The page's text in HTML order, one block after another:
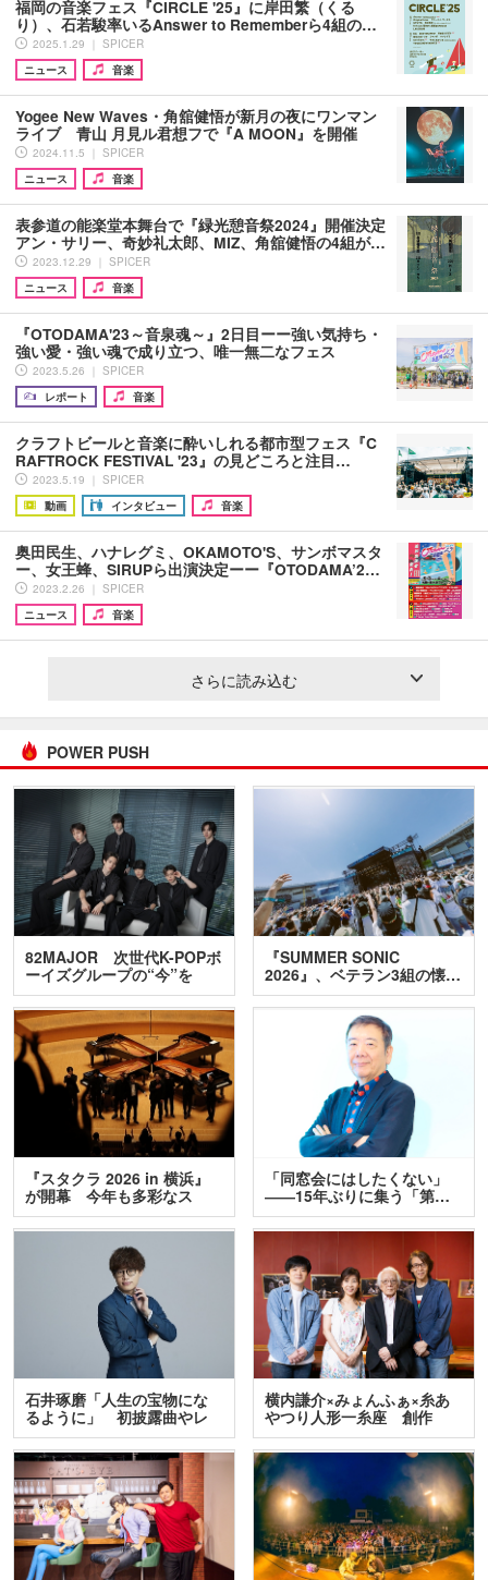
福岡の音楽フェス『CIRCLE '25』に岸田繁（くる
り）、石若駿率いるAnswer to Rememberら4組の…
2025.1.29 ｜ SPICER
ニュース
音楽
Yogee New Waves・角舘健悟が新月の夜にワンマン
ライブ 青山 月見ル君想フで『A MOON』を開催
2024.11.5 ｜ SPICER
ニュース
音楽
表参道の能楽堂本舞台で『緑光憩音祭2024』開催決定
アン・サリー、奇妙礼太郎、MIZ、角舘健悟の4組が…
2023.12.29 ｜ SPICER
ニュース
音楽
『OTODAMA'23～音泉魂～』2日目ーー強い気持ち・
強い愛・強い魂で成り立つ、唯一無二なフェス
2023.5.26 ｜ SPICER
レポート
音楽
クラフトビールと音楽に酔いしれる都市型フェス『C
RAFTROCK FESTIVAL '23』の見どころと注目…
2023.5.19 ｜ SPICER
動画
インタビュー 音楽
奥田民生、ハナレグミ、OKAMOTO'S、サンボマスタ
ー、女王蜂、SIRUPら出演決定ーー『OTODAMA’2…
2023.2.26 ｜ SPICER
ニュース
音楽
さらに読み込む
POWER PUSH
82MAJOR 次世代K-POPボ
ーイズグループの“今”を
訊…
『SUMMER SONIC
2026』、ベテラン3組の懐…
『スタクラ 2026 in 横浜』
が開幕 今年も多彩なス
テ…
「同窓会にはしたくない」
――15年ぶりに集う「第…
石井琢磨「人生の宝物にな
るように」 初披露曲やレ
ア…
横内謙介×みょんふぁ×糸あ
やつり人形一糸座 創作
人…